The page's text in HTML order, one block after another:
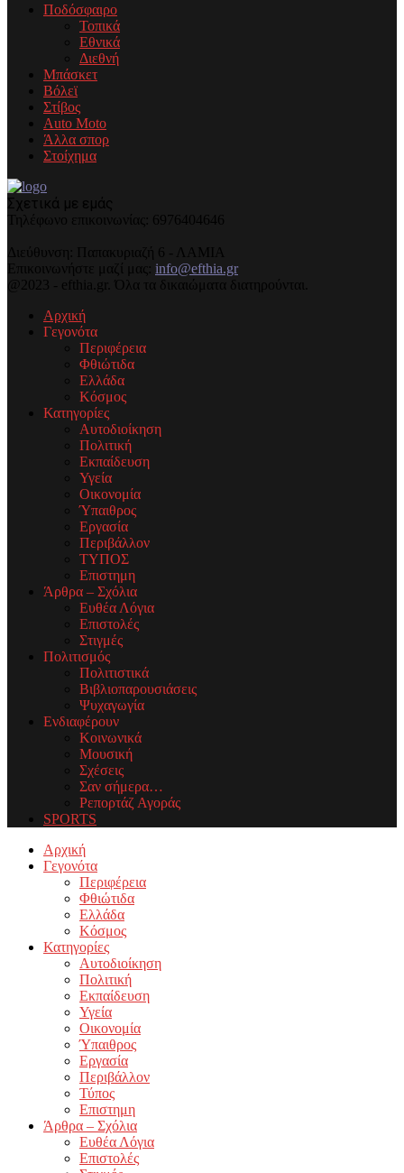
Ποδόσφαιρο
Τοπικά
Εθνικά
Διεθνή
Μπάσκετ
Βόλεϊ
Στίβος
Auto Moto
Άλλα σπορ
Στοίχημα
Σχετικά με εμάς
Τηλέφωνo επικοινωνίας: 6976404646
Διεύθυνση: Παπακυριαζή 6 - ΛΑΜΙΑ
Επικοινωνήστε μαζί μας: info@efthia.gr
@2023 - efthia.gr. Όλα τα δικαιώματα διατηρούνται.
Αρχική
Γεγονότα
Περιφέρεια
Φθιώτιδα
Ελλάδα
Κόσμος
Κατηγορίες
Αυτοδιοίκηση
Πολιτική
Εκπαίδευση
Υγεία
Οικονομία
Ύπαιθρος
Εργασία
Περιβάλλον
ΤΥΠΟΣ
Επιστημη
Άρθρα – Σχόλια
Ευθέα Λόγια
Επιστολές
Στιγμές
Πολιτισμός
Πολιτιστικά
Βιβλιοπαρουσιάσεις
Ψυχαγωγία
Ενδιαφέρουν
Κοινωνικά
Μουσική
Σχέσεις
Σαν σήμερα…
Ρεπορτάζ Αγοράς
SPORTS
Facebook
Twitter
Instagram
Youtube
Email
Αρχική
Γεγονότα
Περιφέρεια
Φθιώτιδα
Ελλάδα
Κόσμος
Κατηγορίες
Αυτοδιοίκηση
Πολιτική
Εκπαίδευση
Υγεία
Οικονομία
Ύπαιθρος
Εργασία
Περιβάλλον
Τύπος
Επιστημη
Άρθρα – Σχόλια
Ευθέα Λόγια
Επιστολές